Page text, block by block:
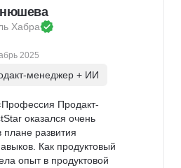
Хабра
2025
менеджер + ИИ
Продакт-
оказался очень
развития
Как продуктовый
опыт в продуктовой